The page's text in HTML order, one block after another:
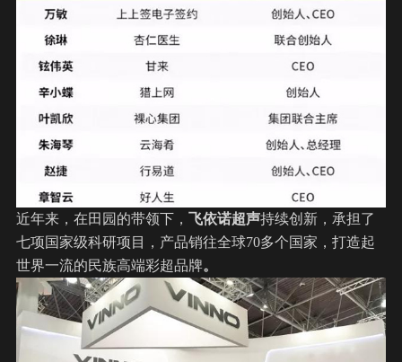
近年来，在田园的带领下， 飞依诺超声持续创新，承担了
七项国家级科研项目，产品销往全球70多个国家，打造起
世界一流的民族高端彩超品牌。